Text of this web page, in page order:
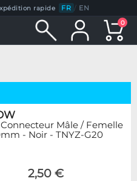
rapide FR / EN
0
Mâle / Femelle
- Noir - TNYZ-G20
2,50 €